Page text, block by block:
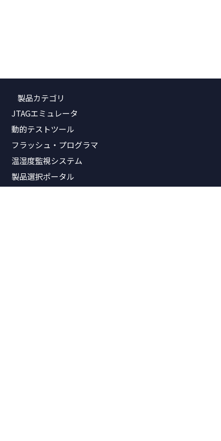
製品カテゴリ
JTAGエミュレータ
動的テストツール
フラッシュ・プログラマ
温湿度監視システム
製品選択ポータル